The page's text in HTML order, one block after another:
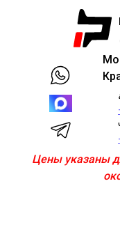
Цены указаны